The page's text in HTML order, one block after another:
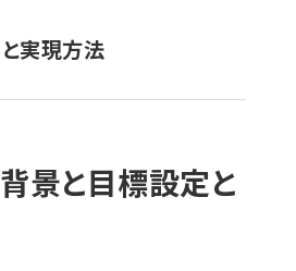
実現方法
景と目標設定と